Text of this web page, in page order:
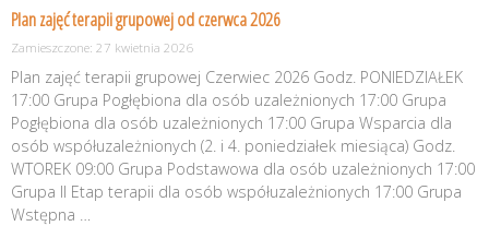
Plan zajęć terapii grupowej od czerwca 2026
Zamieszczone: 27 kwietnia 2026
Plan zajęć terapii grupowej Czerwiec 2026 Godz. PONIEDZIAŁEK
17:00 Grupa Pogłębiona dla osób uzależnionych 17:00 Grupa
Pogłębiona dla osób uzależnionych 17:00 Grupa Wsparcia dla
osób współuzależnionych (2. i 4. poniedziałek miesiąca) Godz.
WTOREK 09:00 Grupa Podstawowa dla osób uzależnionych 17:00
Grupa II Etap terapii dla osób współuzależnionych 17:00 Grupa
Wstępna …